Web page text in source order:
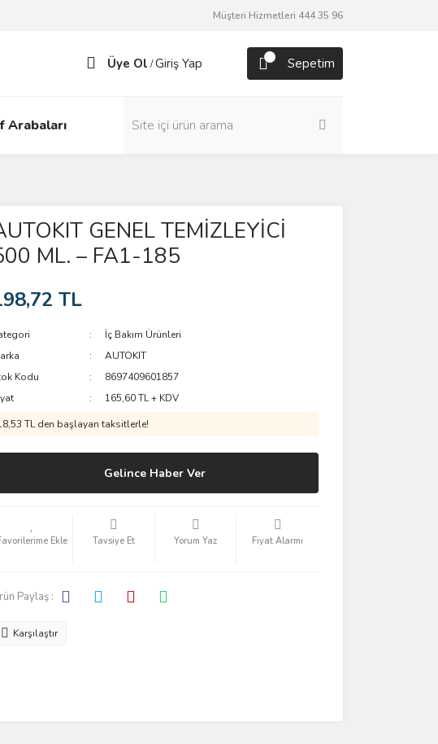
Müşteri Hizmetleri 444 35 96
Üye Ol /Giriş Yap Sepetim
Arabaları
GENEL TEMİZLEYİCİ
ML. – FA1-185
TL
İç Bakım Ürünleri
AUTOKIT
Kodu
8697409601857
165,60 TL + KDV
TL den başlayan taksitlerle!
Gelince Haber Ver
Tavsiye Et Yorum Yaz Fiyat Alarmı
Paylaş :
Karşılaştır